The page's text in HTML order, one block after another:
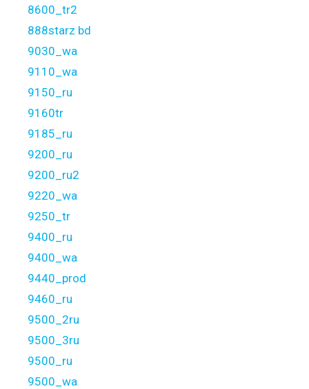
8600_tr2
888starz bd
9030_wa
9110_wa
9150_ru
9160tr
9185_ru
9200_ru
9200_ru2
9220_wa
9250_tr
9400_ru
9400_wa
9440_prod
9460_ru
9500_2ru
9500_3ru
9500_ru
9500_wa